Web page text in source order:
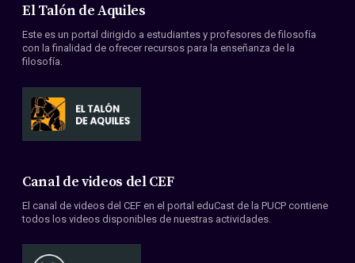
Miembros
Convenios
El Talón de Aquiles
Este es un portal dirigido a estudiantes y profesores de filosofía
con la finalidad de ofrecer recursos para la enseñanza de la
filosofía.
Canal de videos del CEF
El canal de videos del CEF en el portal eduCast de la PUCP contiene
todos los videos disponibles de nuestras actividades.